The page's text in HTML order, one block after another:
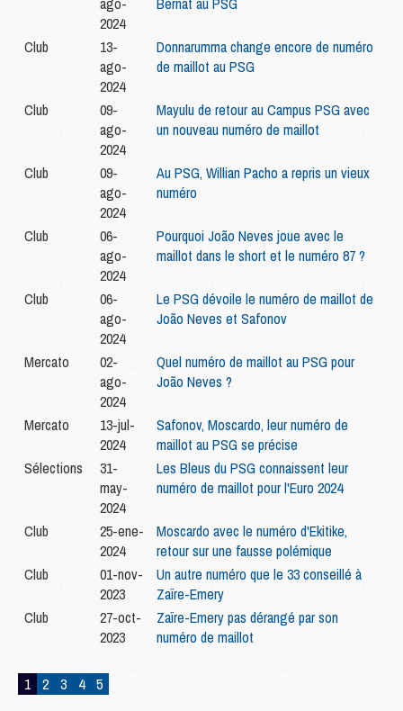
2024
Club
13-
ago-
2024
Donnarumma change encore de numéro
de maillot au PSG
Club
09-
ago-
2024
Mayulu de retour au Campus PSG avec
un nouveau numéro de maillot
Club
09-
ago-
2024
Au PSG, Willian Pacho a repris un vieux
numéro
Club
06-
ago-
2024
Pourquoi João Neves joue avec le
maillot dans le short et le numéro 87 ?
Club
06-
ago-
2024
Le PSG dévoile le numéro de maillot de
João Neves et Safonov
Mercato
02-
ago-
2024
Quel numéro de maillot au PSG pour
João Neves ?
Mercato
13-jul-
2024
Safonov, Moscardo, leur numéro de
maillot au PSG se précise
Sélections
31-
may-
2024
Les Bleus du PSG connaissent leur
numéro de maillot pour l'Euro 2024
Club
25-ene-
2024
Moscardo avec le numéro d'Ekitike,
retour sur une fausse polémique
Club
01-nov-
2023
Un autre numéro que le 33 conseillé à
Zaïre-Emery
Club
27-oct-
2023
Zaïre-Emery pas dérangé par son
numéro de maillot
1 2 3 4 5